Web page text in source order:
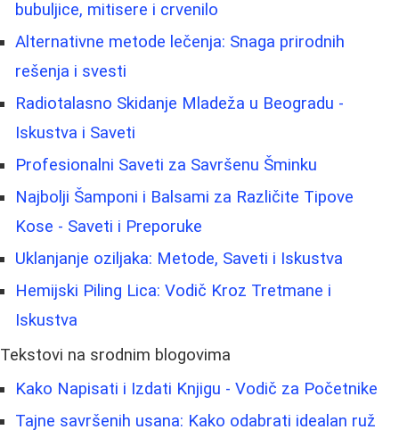
bubuljice, mitisere i crvenilo
Alternativne metode lečenja: Snaga prirodnih
rešenja i svesti
Radiotalasno Skidanje Mladeža u Beogradu -
Iskustva i Saveti
Profesionalni Saveti za Savršenu Šminku
Najbolji Šamponi i Balsami za Različite Tipove
Kose - Saveti i Preporuke
Uklanjanje oziljaka: Metode, Saveti i Iskustva
Hemijski Piling Lica: Vodič Kroz Tretmane i
Iskustva
Tekstovi na srodnim blogovima
Kako Napisati i Izdati Knjigu - Vodič za Početnike
Tajne savršenih usana: Kako odabrati idealan ruž